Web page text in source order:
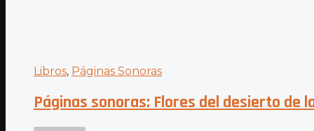
Libros, Páginas Sonoras
Páginas sonoras: Flores del desierto de